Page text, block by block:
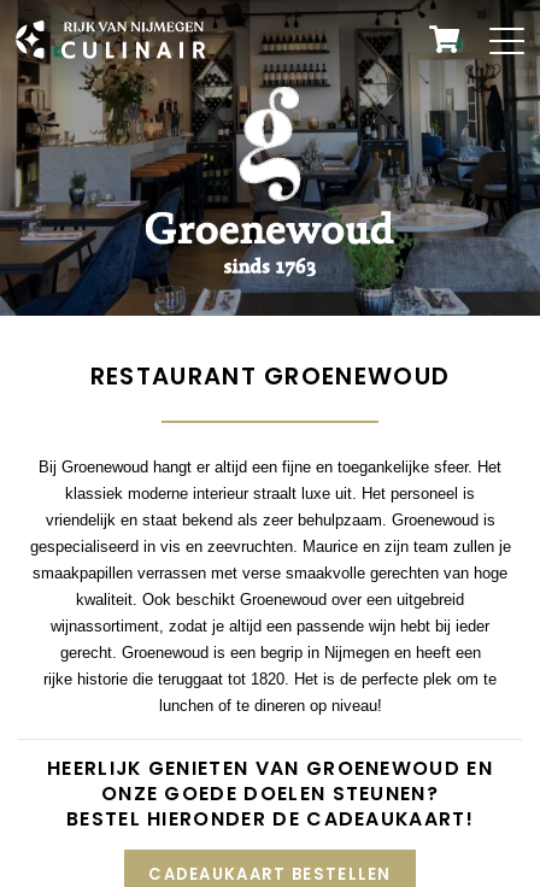
RESTAURANT GROENEWOUD
Bij Groenewoud hangt er altijd een fijne en toegankelijke sfeer. Het
klassiek moderne interieur straalt luxe uit. Het personeel is
vriendelijk en staat bekend als zeer behulpzaam. Groenewoud is
gespecialiseerd in vis en zeevruchten. Maurice en zijn team zullen je
smaakpapillen verrassen met verse smaakvolle gerechten van hoge
kwaliteit. Ook beschikt Groenewoud over een uitgebreid
wijnassortiment, zodat je altijd een passende wijn hebt bij ieder
gerecht. Groenewoud is een begrip in Nijmegen en heeft een
rijke historie die teruggaat tot 1820. Het is de perfecte plek om te
lunchen of te dineren op niveau!
HEERLIJK GENIETEN VAN GROENEWOUD EN
ONZE GOEDE DOELEN STEUNEN?
BESTEL HIERONDER DE CADEAUKAART!
CADEAUKAART BESTELLEN